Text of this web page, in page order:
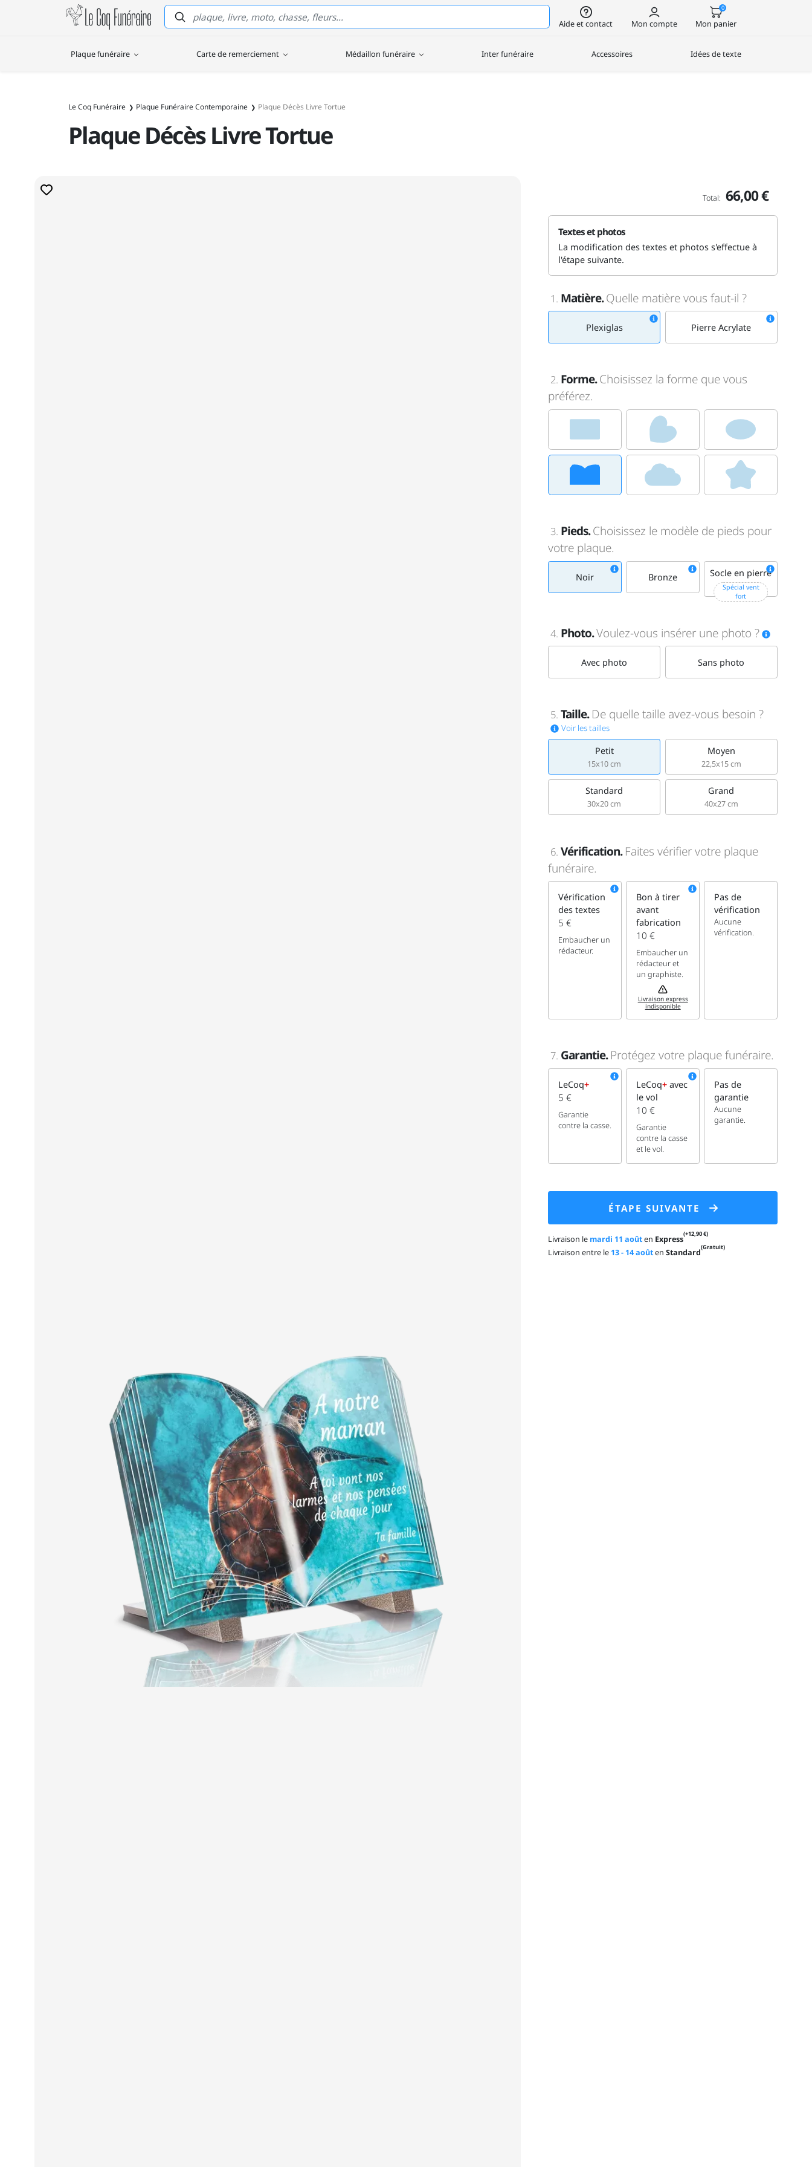
Le Coq Funéraire
Aide et contact Mon compte
0
Mon panier
Plaque funéraire Carte de remerciement Médaillon funéraire Inter funéraire Accessoires Idées de texte
Le Coq Funéraire Plaque Funéraire Contemporaine Plaque Décès Livre Tortue
Plaque Décès Livre Tortue
Total: 66,00 €
Textes et photos
La modification des textes et photos s'effectue à
l'étape suivante.
1. Matière.Quelle matière vous faut-il ?
Plexiglas Pierre Acrylate
2. Forme.Choisissez la forme que vous
préférez.
3. Pieds.Choisissez le modèle de pieds pour
votre plaque.
Noir Bronze Socle en pierre
+15€
Spécial vent
fort
4. Photo.Voulez-vous insérer une photo ?
Avec photo Sans photo
5. Taille. De quelle taille avez-vous besoin ?
Voir les tailles
Petit
15x10 cm
Moyen
22,5x15 cm
Standard
30x20 cm
Grand
40x27 cm
6. Vérification. Faites vérifier votre plaque
funéraire.
Vérification
des textes
5 €
Embaucher un
rédacteur.
Bon à tirer
avant
fabrication
10 €
Embaucher un
rédacteur et
un graphiste.
Livraison express
indisponible
Pas de
vérification
Aucune
vérification.
7. Garantie. Protégez votre plaque funéraire.
LeCoq+
5 €
Garantie
contre la casse.
LeCoq+avec
le vol
10 €
Garantie
contre la casse
et le vol.
Pas de
garantie
Aucune
garantie.
ÉTAPE SUIVANTE
Livraison le mardi 11 aoûten Express(+12,90 €)
Livraison entre le 13 - 14 aoûtenStandard(Gratuit)